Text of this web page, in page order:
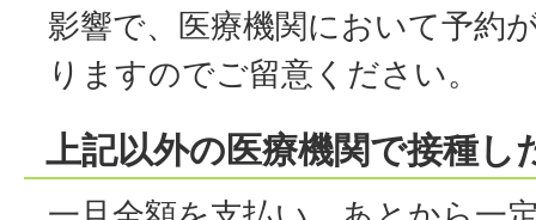
影響で、医療機関において予約
りますのでご留意ください。
上記以外の医療機関で接種し